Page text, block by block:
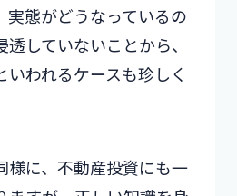
実態がどうなっているの
していないことから、
いわれるケースも珍しく
様に、不動産投資にも一